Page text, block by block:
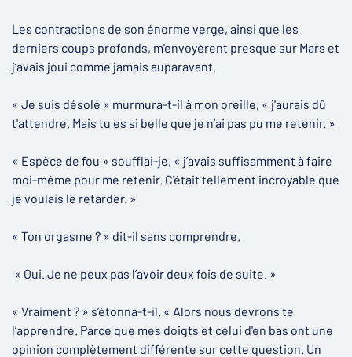
Les contractions de son énorme verge, ainsi que les
derniers coups profonds, m'envoyèrent presque sur Mars et
j’avais joui comme jamais auparavant.
« Je suis désolé » murmura-t-il à mon oreille, « j'aurais dû
t'attendre. Mais tu es si belle que je n’ai pas pu me retenir. »
« Espèce de fou » soufflai-je, « j’avais suffisamment à faire
moi-même pour me retenir. C'était tellement incroyable que
je voulais le retarder. »
« Ton orgasme ? » dit-il sans comprendre.
« Oui. Je ne peux pas l’avoir deux fois de suite. »
« Vraiment ? » s’étonna-t-il. « Alors nous devrons te
l’apprendre. Parce que mes doigts et celui d'en bas ont une
opinion complètement différente sur cette question. Un